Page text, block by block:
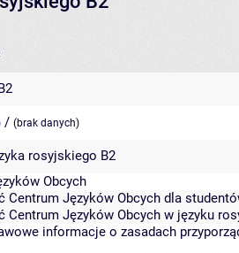
/ (brak danych)
rosyjskiego B2
Obcych
Centrum Języków Obcych dla
Centrum Języków Obcych w języku
informacje o zasadach